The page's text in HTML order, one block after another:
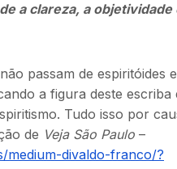
a clareza, a objetividade
passam de espiritóides
a figura deste escriba
Tudo isso por
de Veja São Paulo –
medium-divaldo-franco/?